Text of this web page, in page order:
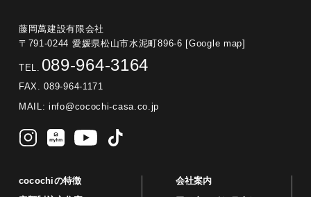
藤岡萬建設有限会社
〒791-0244 愛媛県松山市水泥町896-6
[Google map]
TEL. 089-964-3164
FAX. 089-964-1171
MAIL: info@cocochi-casa.co.jp
cocochiの特徴
会社案内